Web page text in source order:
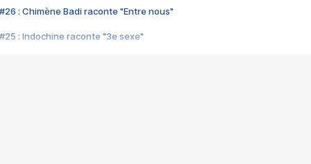
#26 : Chimène Badi raconte "Entre nous"
#25 : Indochine raconte "3e sexe"